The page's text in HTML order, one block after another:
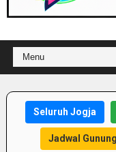
Seluruh Jogja
Jadwal